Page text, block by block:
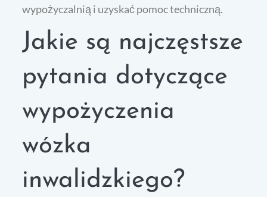
wypożyczalnią i uzyskać pomoc techniczną.
Jakie są najczęstsze
pytania dotyczące
wypożyczenia
wózka
inwalidzkiego?